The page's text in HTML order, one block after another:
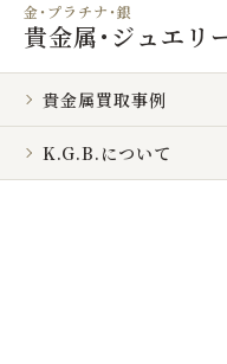
金・プラチナ・銀
貴金属・ジュエリ
貴金属買取事例
K.G.B.について